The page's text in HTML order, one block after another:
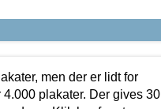
men der er lidt for
plakater. Der gives 30